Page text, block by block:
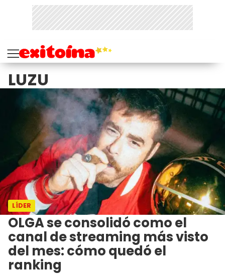
LUZU
LÍDER
OLGA se consolidó como el
canal de streaming más visto
del mes: cómo quedó el
ranking